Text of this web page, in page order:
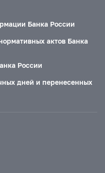
Банка России
актов Банка
России
дней и перенесенных